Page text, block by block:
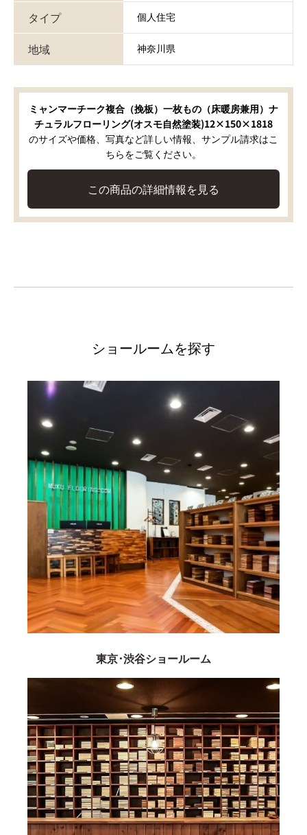
タイプ 個人住宅
地域 神奈川県
ミャンマーチーク複合（挽板）一枚もの（床暖房兼用）ナ
チュラルフローリング(オスモ自然塗装)12×150×1818
のサイズや価格、写真など詳しい情報、サンプル請求はこ
ちらをご覧ください。
この商品の詳細情報を見る
ショールームを探す
東京･渋谷ショールーム